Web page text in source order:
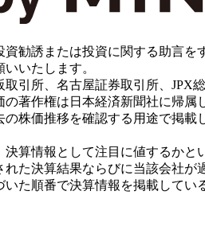
勧誘または投資に関する助言を
いたします。
引所、名古屋証券取引所、JPX
著作権は日本経済新聞社に帰属
株価推移を確認する用途で掲
算情報として注目に値するか
た決算結果ならびに当該会社
た順番で決算情報を掲載して